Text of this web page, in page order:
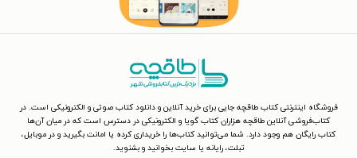
فروشگاه اینترنتی کتاب طاقچه جایی برای خرید آنلاین و دانلود کتاب صوتی و الکترونیکی است. در
کتاب‌فروشی آنلاین طاقچه هزاران کتاب گویا و الکترونیکی در دسترس است که در میان آن‌ها
کتاب رایگان هم وجود دارد. شما می‌توانید کتاب‌ها را خریداری کرده یا امانت بگیرید و در موبایل،
تبلت، رایانه یا سایت بخوانید و بشنوید.